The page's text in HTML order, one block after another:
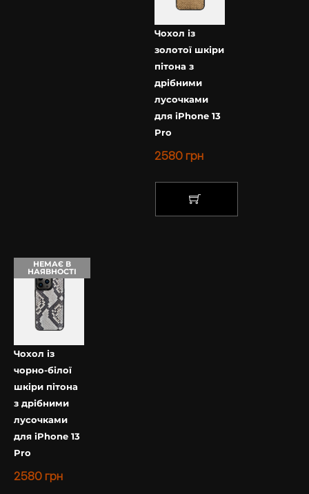
Чохол із
золотої шкіри
пітона з
дрібними
лусочками
для iPhone 13
Pro
2580 грн
НЕМАЄ В
НАЯВНОСТІ
Чохол із
чорно-білої
шкіри пітона
з дрібними
лусочками
для iPhone 13
Pro
2580 грн